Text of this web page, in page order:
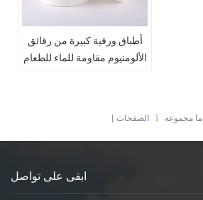
أطباق ورقية كبيرة من رقائق
الألومنيوم مقاومة للماء للطعام
ما مجموعه 1 الصفحات
ابقى على تواصل